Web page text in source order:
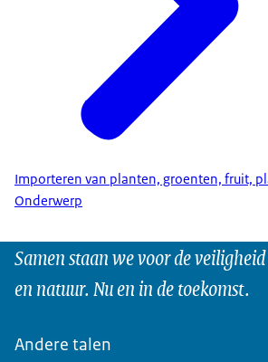
Importeren van planten, groenten, fruit,
Onderwerp
Samen staan we voor de
en natuur. Nu en in de toekomst.
Andere talen